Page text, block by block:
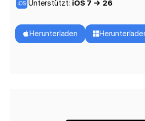
Unterstützt: iOS 7 → 26
Herunterladen